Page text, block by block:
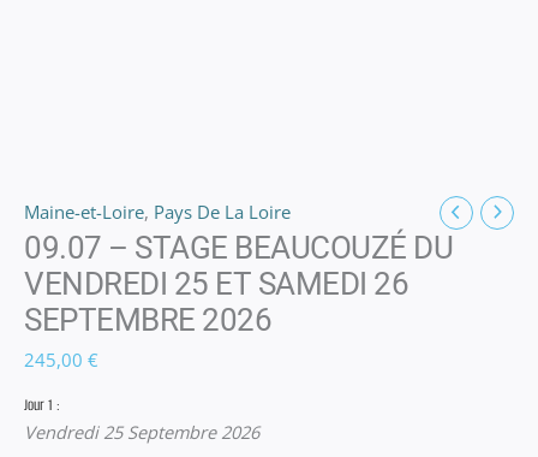
Maine-et-Loire, Pays De La Loire
09.07 – STAGE BEAUCOUZÉ DU
VENDREDI 25 ET SAMEDI 26
SEPTEMBRE 2026
245,00 €
Jour 1 :
Vendredi 25 Septembre 2026